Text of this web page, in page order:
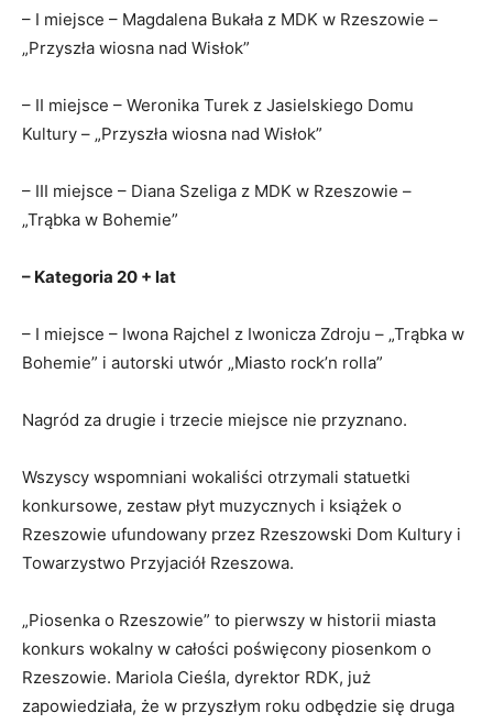
– I miejsce – Magdalena Bukała z MDK w Rzeszowie –
„Przyszła wiosna nad Wisłok”
– II miejsce – Weronika Turek z Jasielskiego Domu
Kultury – „Przyszła wiosna nad Wisłok”
– III miejsce – Diana Szeliga z MDK w Rzeszowie –
„Trąbka w Bohemie”
– Kategoria 20 + lat
– I miejsce – Iwona Rajchel z Iwonicza Zdroju – „Trąbka w
Bohemie” i autorski utwór „Miasto rock’n rolla”
Nagród za drugie i trzecie miejsce nie przyznano.
Wszyscy wspomniani wokaliści otrzymali statuetki
konkursowe, zestaw płyt muzycznych i książek o
Rzeszowie ufundowany przez Rzeszowski Dom Kultury i
Towarzystwo Przyjaciół Rzeszowa.
„Piosenka o Rzeszowie” to pierwszy w historii miasta
konkurs wokalny w całości poświęcony piosenkom o
Rzeszowie. Mariola Cieśla, dyrektor RDK, już
zapowiedziała, że w przyszłym roku odbędzie się druga